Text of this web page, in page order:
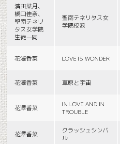
濱田菜月、
橋口佳奈、
聖南テネリ
タス女学院
生徒一同
聖南テネリタス女
学院校歌
花澤香菜 LOVE IS WONDER
花澤香菜 草原と宇宙
花澤香菜
IN LOVE AND IN
TROUBLE
花澤香菜
クラッシュシンバ
ル